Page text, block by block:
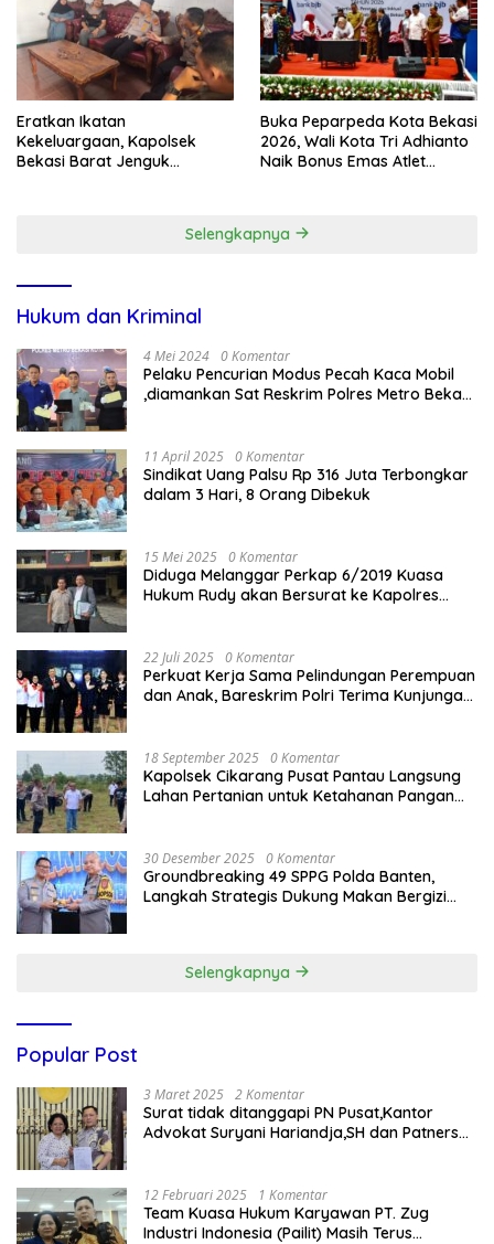
Eratkan Ikatan
Kekeluargaan, Kapolsek
Bekasi Barat Jenguk
Buka Peparpeda Kota Bekasi
2026, Wali Kota Tri Adhianto
Naik Bonus Emas Atlet
Selengkapnya
Hukum dan Kriminal
4 Mei 2024 0 Komentar
Pelaku Pencurian Modus Pecah Kaca Mobil
,diamankan Sat Reskrim Polres Metro Bekasi
11 April 2025 0 Komentar
Sindikat Uang Palsu Rp 316 Juta Terbongkar
dalam 3 Hari, 8 Orang Dibekuk
15 Mei 2025 0 Komentar
Diduga Melanggar Perkap 6/2019 Kuasa
Hukum Rudy akan Bersurat ke Kapolres
22 Juli 2025 0 Komentar
Perkuat Kerja Sama Pelindungan Perempuan
dan Anak, Bareskrim Polri Terima Kunjungan
18 September 2025 0 Komentar
Kapolsek Cikarang Pusat Pantau Langsung
Lahan Pertanian untuk Ketahanan Pangan
30 Desember 2025 0 Komentar
Groundbreaking 49 SPPG Polda Banten,
Langkah Strategis Dukung Makan Bergizi
Selengkapnya
Popular Post
3 Maret 2025 2 Komentar
Surat tidak ditanggapi PN Pusat,Kantor
Advokat Suryani Hariandja,SH dan Patners
12 Februari 2025 1 Komentar
Team Kuasa Hukum Karyawan PT. Zug
Industri Indonesia (Pailit) Masih Terus